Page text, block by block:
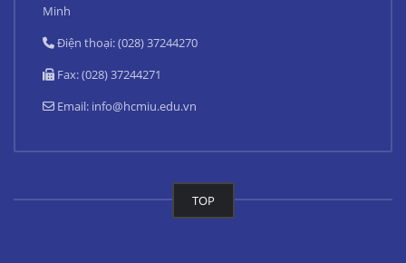
Minh
Điện thoại: (028) 37244270
Fax: (028) 37244271
Email: info@hcmiu.edu.vn
TOP